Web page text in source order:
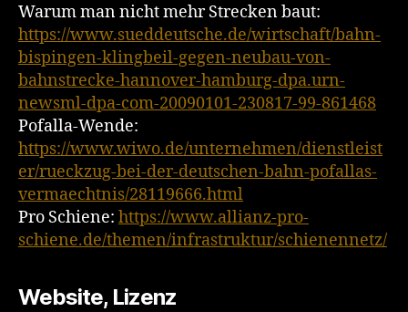
Warum man nicht mehr Strecken baut:
https://www.sueddeutsche.de/wirtschaft/bahn-
bispingen-klingbeil-gegen-neubau-von-
bahnstrecke-hannover-hamburg-dpa.urn-
newsml-dpa-com-20090101-230817-99-861468
Pofalla-Wende:
https://www.wiwo.de/unternehmen/dienstleist
er/rueckzug-bei-der-deutschen-bahn-pofallas-
vermaechtnis/28119666.html
Pro Schiene: https://www.allianz-pro-
schiene.de/themen/infrastruktur/schienennetz/
Website, Lizenz